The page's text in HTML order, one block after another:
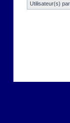
Utilisateur(s)